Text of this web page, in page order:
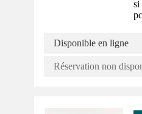
si
Disponible en ligne
Réservation non